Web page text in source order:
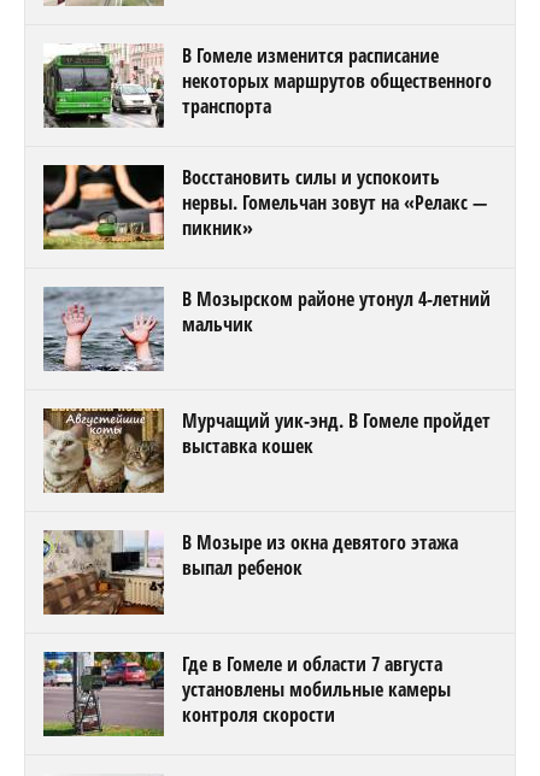
В Гомеле изменится расписание
некоторых маршрутов общественного
транспорта
Восстановить силы и успокоить
нервы. Гомельчан зовут на «Релакс —
пикник»
В Мозырском районе утонул 4-летний
мальчик
Мурчащий уик-энд. В Гомеле пройдет
выставка кошек
В Мозыре из окна девятого этажа
выпал ребенок
Где в Гомеле и области 7 августа
установлены мобильные камеры
контроля скорости